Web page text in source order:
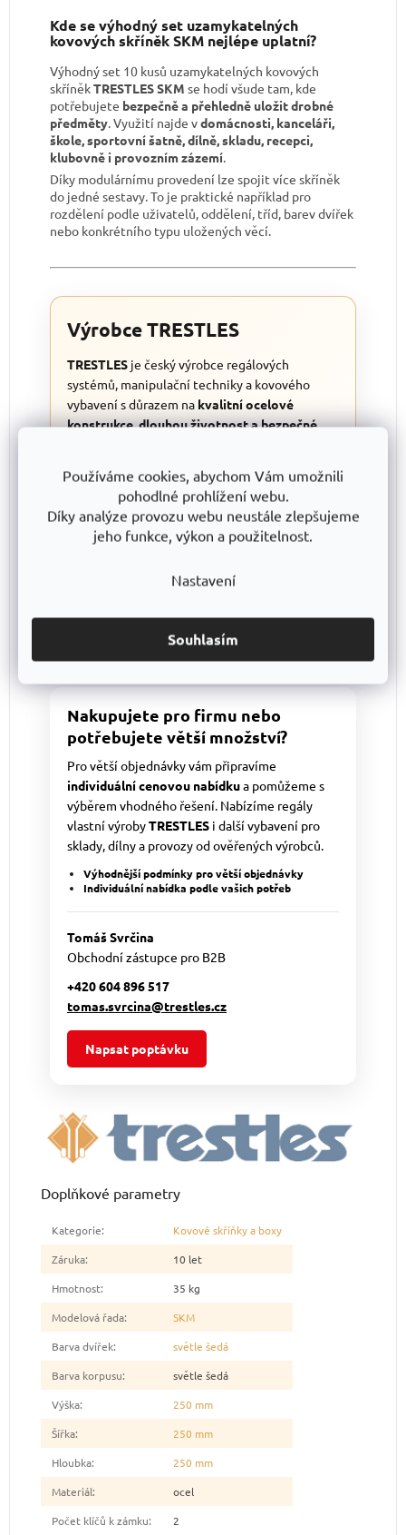
Používáme cookies, abychom Vám umožnili
pohodlné prohlížení webu.
Díky analýze provozu webu neustále zlepšujeme
jeho funkce, výkon a použitelnost.
Nastavení
Souhlasím
Kde se výhodný set uzamykatelných
kovových skříněk SKM nejlépe uplatní?
Výhodný set 10 kusů uzamykatelných kovových
skříněkTRESTLES SKM se hodí všude tam, kde
potřebujete bezpečně a přehledně uložit drobné
předměty. Využití najde vdomácnosti, kanceláři,
škole, sportovní šatně, dílně, skladu, recepci,
klubovně i provozním zázemí.
Díky modulárnímu provedení lze spojit více skříněk
do jedné sestavy. To je praktické například pro
rozdělení podle uživatelů, oddělení, tříd, barev dvířek
nebo konkrétního typu uložených věcí.
Výrobce TRESTLES
TRESTLES je český výrobce regálových
systémů, manipulační techniky a kovového
vybavení s důrazem na kvalitní ocelové
konstrukce, dlouhou životnost a bezpečné
pomáhá udržet vysokou přesnost, čisté
zpracování a konzistentní kvalitu výroby.
Výrobky TRESTLES jsou zhotovovány s
průběžnou kontrolu kvality, díky čemuž se na
Nakupujete pro firmu nebo
potřebujete větší množství?
Pro větší objednávky vám připravíme
individuální cenovou nabídkua pomůžeme s
výběrem vhodného řešení. Nabízíme regály
vlastní výrobyTRESTLES i další vybavení pro
sklady, dílny a provozy od ověřených výrobců.
Výhodnější podmínky pro větší objednávky
Individuální nabídka podle vašich potřeb
Tomáš Svrčina
Obchodní zástupce pro B2B
+420 604 896 517
tomas.svrcina@trestles.cz
Napsat poptávku
Doplňkové parametry
Kategorie:
Kovové skříňky a boxy
Záruka:
10 let
Hmotnost:
35 kg
Modelová řada:
SKM
Barva dvířek:
světle šedá
Barva korpusu:
světle šedá
Výška:
250 mm
Šířka:
250 mm
Hloubka:
250 mm
Materiál:
ocel
Počet klíčů k zámku: 2